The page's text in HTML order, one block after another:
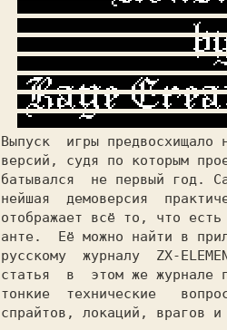
Выпуск
игры предвосхищало
версий, судя по которым
батывался
не первый год.
нейшая
демоверсия
отображает всё то, что
анте.
русскому
журналу ZX-
статья
в
этом же журнале
тонкие
технические
спрайтов, локаций, врагов